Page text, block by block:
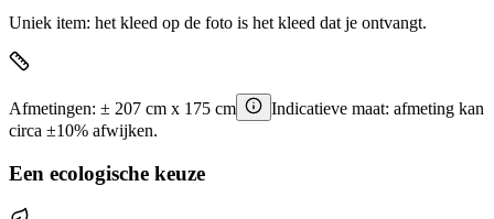
Uniek item: het kleed op de foto is het kleed dat je ontvangt.
Afmetingen: ± 207 cm x 175 cm
Indicatieve maat: afmeting kan
circa ±10% afwijken.
Een ecologische keuze